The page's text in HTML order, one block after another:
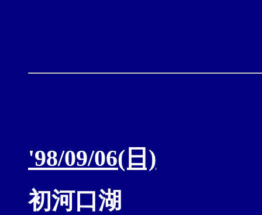
'98/09/06(日)
初河口湖